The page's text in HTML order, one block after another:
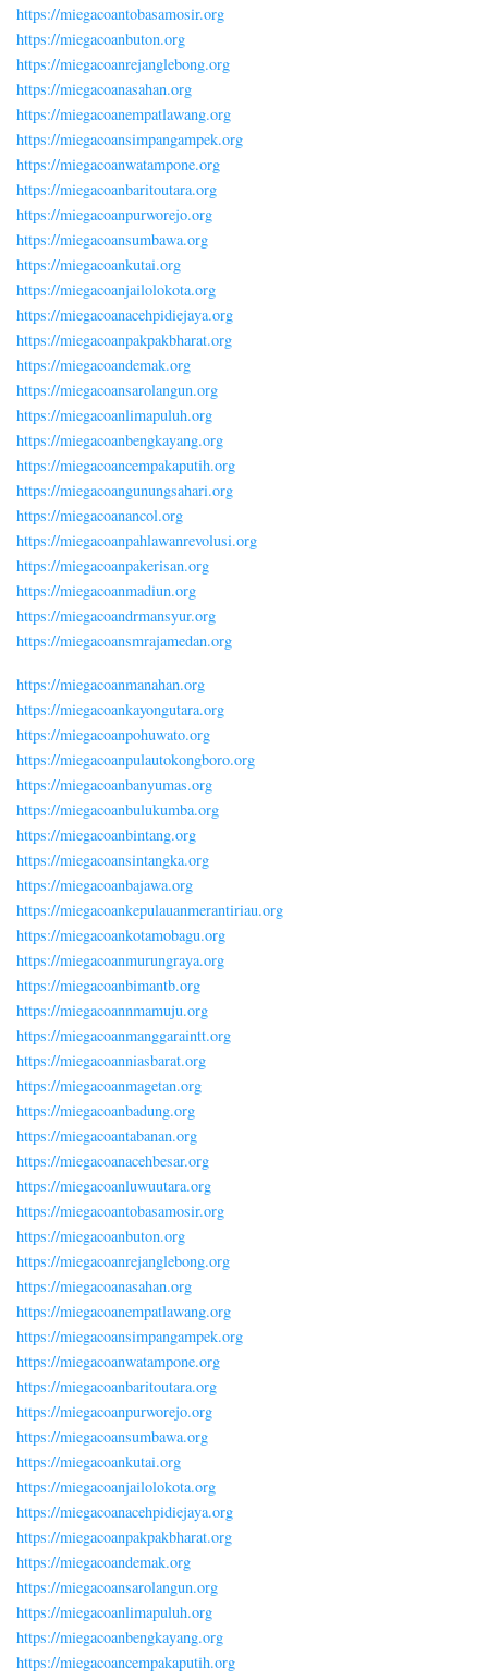
https://miegacoantobasamosir.org
https://miegacoanbuton.org
https://miegacoanrejanglebong.org
https://miegacoanasahan.org
https://miegacoanempatlawang.org
https://miegacoansimpangampek.org
https://miegacoanwatampone.org
https://miegacoanbaritoutara.org
https://miegacoanpurworejo.org
https://miegacoansumbawa.org
https://miegacoankutai.org
https://miegacoanjailolokota.org
https://miegacoanacehpidiejaya.org
https://miegacoanpakpakbharat.org
https://miegacoandemak.org
https://miegacoansarolangun.org
https://miegacoanlimapuluh.org
https://miegacoanbengkayang.org
https://miegacoancempakaputih.org
https://miegacoangunungsahari.org
https://miegacoanancol.org
https://miegacoanpahlawanrevolusi.org
https://miegacoanpakerisan.org
https://miegacoanmadiun.org
https://miegacoandrmansyur.org
https://miegacoansmrajamedan.org
https://miegacoanmanahan.org
https://miegacoankayongutara.org
https://miegacoanpohuwato.org
https://miegacoanpulautokongboro.org
https://miegacoanbanyumas.org
https://miegacoanbulukumba.org
https://miegacoanbintang.org
https://miegacoansintangka.org
https://miegacoanbajawa.org
https://miegacoankepulauanmerantiriau.org
https://miegacoankotamobagu.org
https://miegacoanmurungraya.org
https://miegacoanbimantb.org
https://miegacoannmamuju.org
https://miegacoanmanggaraintt.org
https://miegacoanniasbarat.org
https://miegacoanmagetan.org
https://miegacoanbadung.org
https://miegacoantabanan.org
https://miegacoanacehbesar.org
https://miegacoanluwuutara.org
https://miegacoantobasamosir.org
https://miegacoanbuton.org
https://miegacoanrejanglebong.org
https://miegacoanasahan.org
https://miegacoanempatlawang.org
https://miegacoansimpangampek.org
https://miegacoanwatampone.org
https://miegacoanbaritoutara.org
https://miegacoanpurworejo.org
https://miegacoansumbawa.org
https://miegacoankutai.org
https://miegacoanjailolokota.org
https://miegacoanacehpidiejaya.org
https://miegacoanpakpakbharat.org
https://miegacoandemak.org
https://miegacoansarolangun.org
https://miegacoanlimapuluh.org
https://miegacoanbengkayang.org
https://miegacoancempakaputih.org